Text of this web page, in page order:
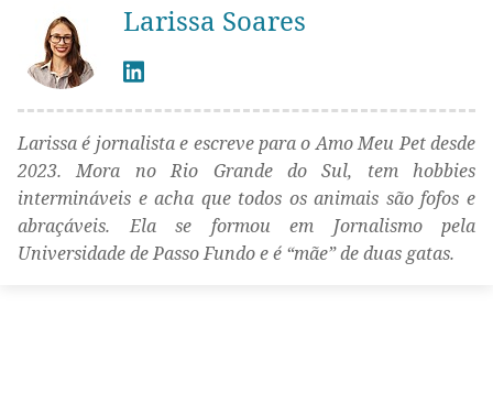
Larissa Soares
Larissa é jornalista e escreve para o Amo Meu Pet desde
2023. Mora no Rio Grande do Sul, tem hobbies
intermináveis e acha que todos os animais são fofos e
abraçáveis. Ela se formou em Jornalismo pela
Universidade de Passo Fundo e é “mãe” de duas gatas.